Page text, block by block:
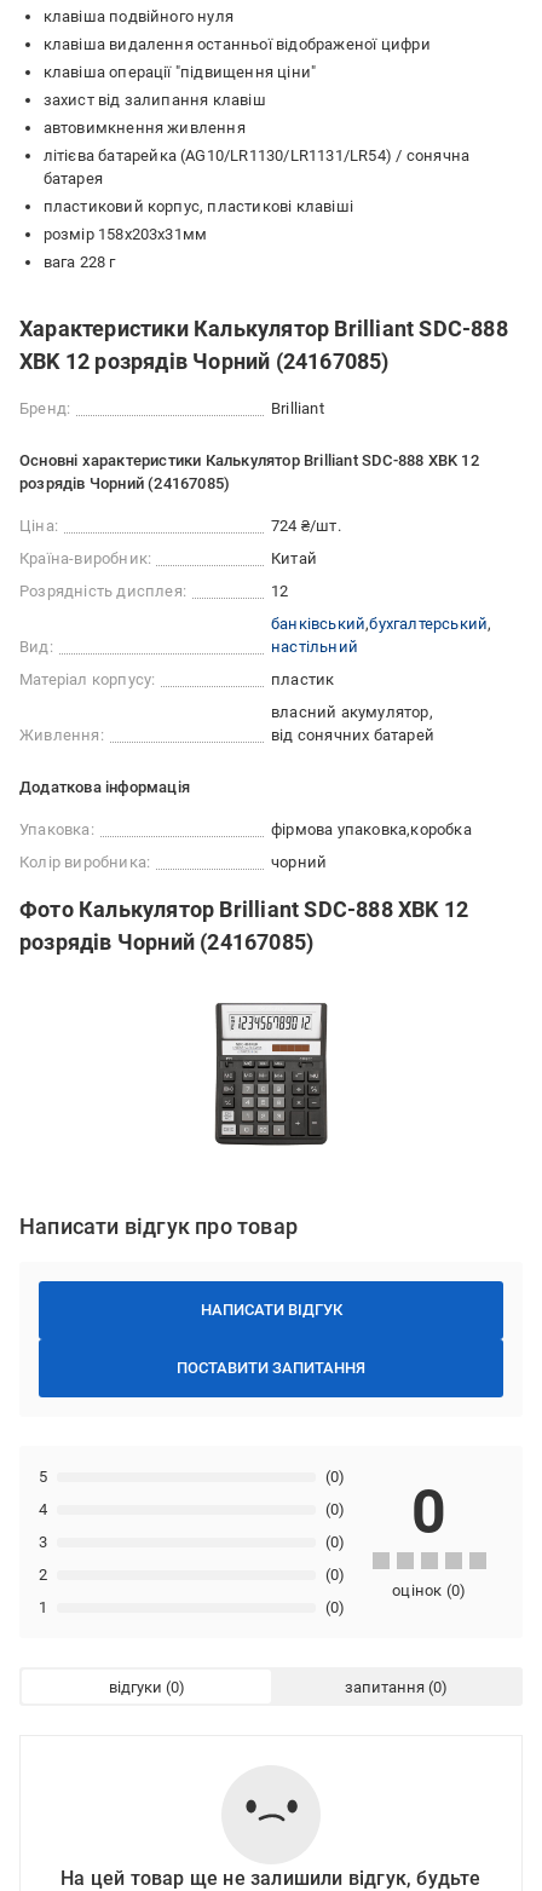
клавіша подвійного нуля
клавіша видалення останньої відображеної цифри
клавіша операції "підвищення ціни"
захист від залипання клавіш
автовимкнення живлення
літієва батарейка (AG10/LR1130/LR1131/LR54) / сонячна
батарея
пластиковий корпус, пластикові клавіші
розмір 158х203х31мм
вага 228 г
Характеристики Калькулятор Brilliant SDC-888
ХBK 12 розрядів Чорний (24167085)
Бренд: Brilliant
Основні характеристики Калькулятор Brilliant SDC-888 ХBK 12
розрядів Чорний (24167085)
Ціна:
724 ₴/шт.
Країна-виробник:
Китай
Розрядність дисплея:
12
Вид:
банківський бухгалтерський
настільний
Матеріал корпусу:
пластик
Живлення:
власний акумулятор
від сонячних батарей
Додаткова інформація
Упаковка: фірмова упаковка коробка
Колір виробника:
чорний
Фото Калькулятор Brilliant SDC-888 ХBK 12
розрядів Чорний (24167085)
Написати відгук про товар
НАПИСАТИ ВІДГУК
ПОСТАВИТИ ЗАПИТАННЯ
1 (0)
2 (0)
3 (0)
4 (0)
5 (0)
0
оцінок (0)
відгуки запитання
На цей товар ще не залишили відгук, будьте